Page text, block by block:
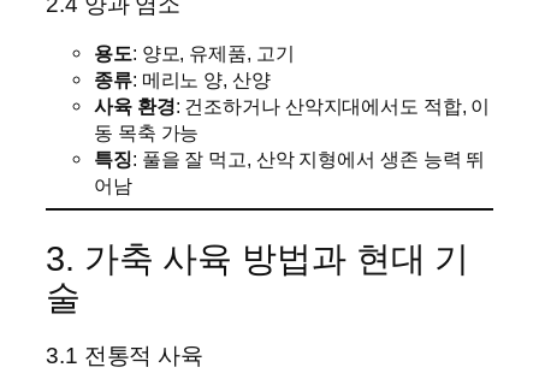
용도: 양모, 유제품, 고기
종류: 메리노 양, 산양
사육 환경: 건조하거나 산악지대에서도 적합, 이
동 목축 가능
특징: 풀을 잘 먹고, 산악 지형에서 생존 능력 뛰
어남
3. 가축 사육 방법과 현대 기
술
3.1 전통적 사육